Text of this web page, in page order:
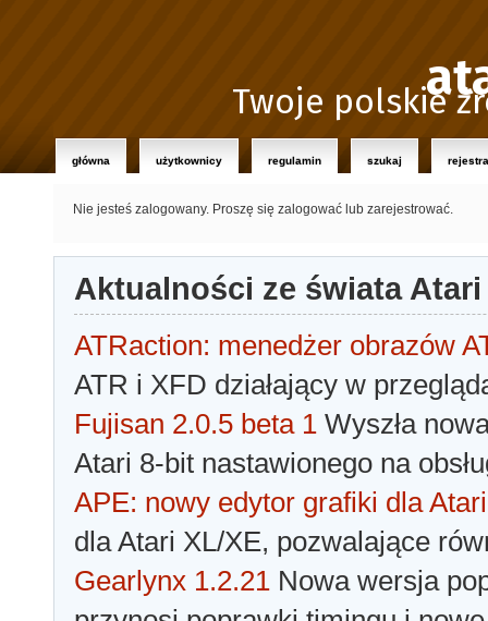
Twoje polskie
główna użytkownicy regulamin szukaj
Nie jesteś zalogowany. Proszę się zalogować lub zarejestrować.
Aktualności ze świata Atari
ATRaction: menedżer obrazów
ATR i XFD działający w
Fujisan 2.0.5 beta 1 Wyszła
Atari 8-bit nastawionego na
APE: nowy edytor grafiki dla Atari
dla Atari XL/XE, pozwalające
Gearlynx 1.2.21 Nowa wersja